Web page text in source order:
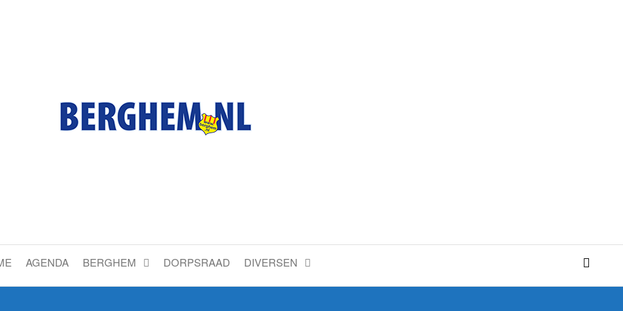
AGENDA BERGHEM DORPSRAAD DIVERSEN